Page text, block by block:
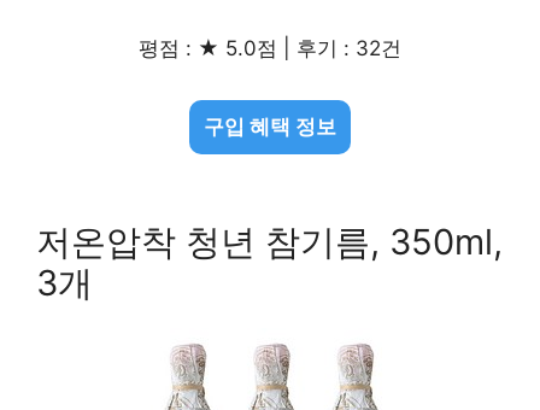
평점 : ★ 5.0점 | 후기 : 32건
구입 혜택 정보
저온압착 청년 참기름, 350ml,
3개